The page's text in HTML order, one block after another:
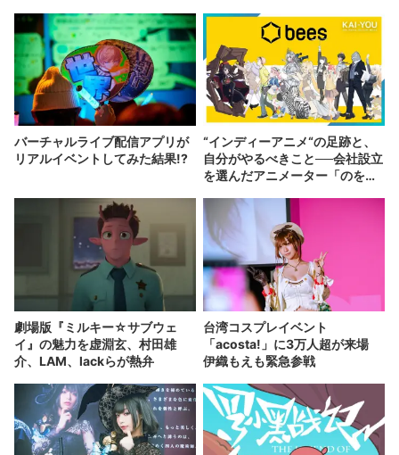
バーチャルライブ配信アプリが
リアルイベントしてみた結果!?
“インディーアニメ“の足跡と、
自分がやるべきこと──会社設立
を選んだアニメーター「のを
劇場版『ミルキー☆サブウェ
イ』の魅力を虚淵玄、村田雄
介、LAM、lackらが熱弁
台湾コスプレイベント
「acosta!」に3万人超が来場
伊織もえも緊急参戦